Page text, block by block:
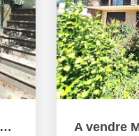
A Vendre Maison Montluçon 4 chambres 129 m2 idéale famille